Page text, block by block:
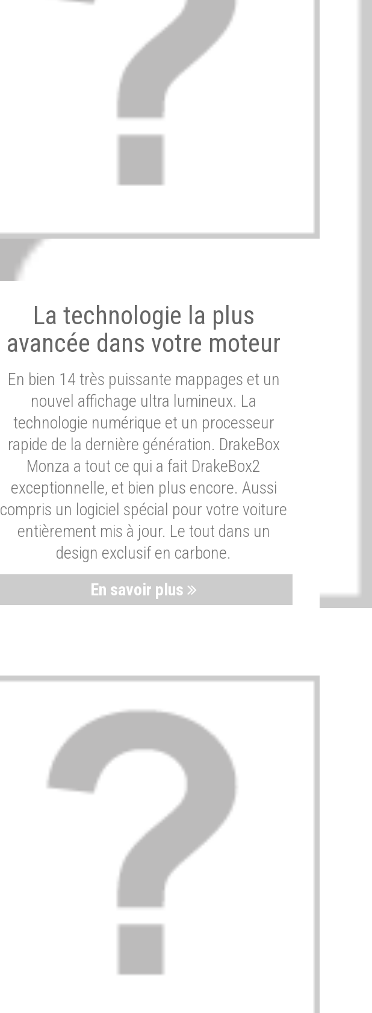
La technologie la plus
avancée dans votre moteur
En bien 14 très puissante mappages et un
nouvel affichage ultra lumineux. La
technologie numérique et un processeur
rapide de la dernière génération. DrakeBox
Monza a tout ce qui a fait DrakeBox2
exceptionnelle, et bien plus encore. Aussi
compris un logiciel spécial pour votre voiture
entièrement mis à jour. Le tout dans un
design exclusif en carbone.
En savoir plus